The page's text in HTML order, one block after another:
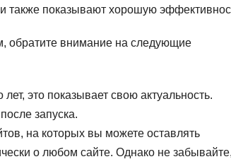
также показывают хорошую
обратите внимание на следующие
это показывает свою актуальность.
запуска.
на которых вы можете оставлять
о любом сайте. Однако не